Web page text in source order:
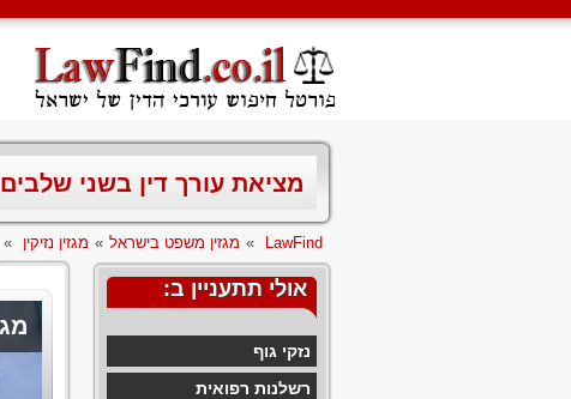
מציאת עורך דין בשני
LawFind
» מגזין משפט בישראל » מגזין נזיקין »
אולי תתעניין ב:
נזקי גוף
רשלנות רפואית